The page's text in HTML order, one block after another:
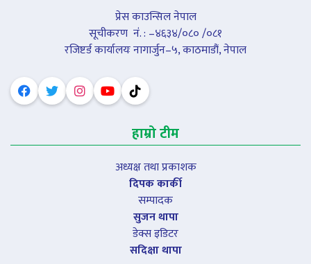
प्रेस काउन्सिल नेपाल
सूचीकरण नंं. : –४६३४/०८० /०८१
रजिष्टर्ड कार्यालयः नागार्जुन–५, काठमाडौं, नेपाल
हाम्रो टीम
अध्यक्ष तथा प्रकाशक
दिपक कार्की
सम्पादक
सुजन थापा
डेक्स इडिटर
सदिक्षा थापा